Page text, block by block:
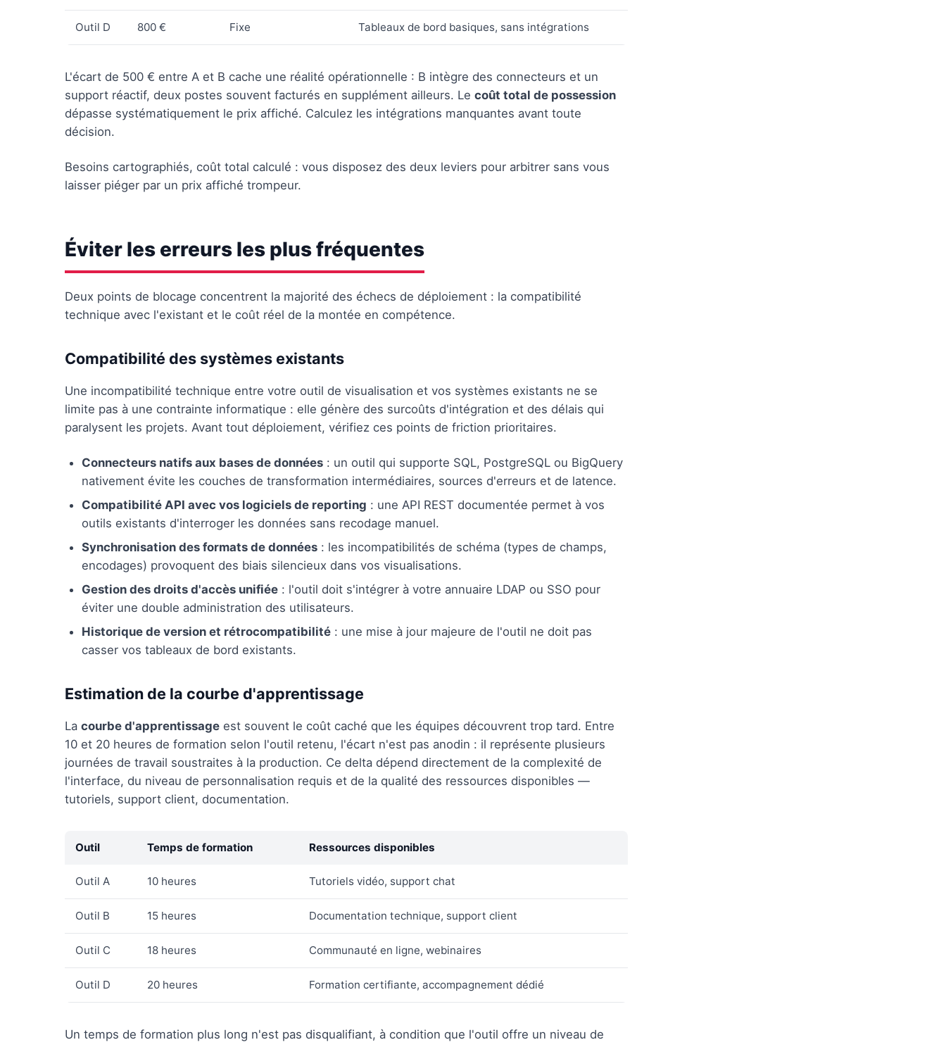
Outil D 800 € Fixe Tableaux de bord basiques, sans intégrations
L'écart de 500 € entre A et B cache une réalité opérationnelle : B intègre des connecteurs et un
support réactif, deux postes souvent facturés en supplément ailleurs. Le coût total de possession
dépasse systématiquement le prix affiché. Calculez les intégrations manquantes avant toute
décision.
Besoins cartographiés, coût total calculé : vous disposez des deux leviers pour arbitrer sans vous
laisser piéger par un prix affiché trompeur.
Éviter les erreurs les plus fréquentes
Deux points de blocage concentrent la majorité des échecs de déploiement : la compatibilité
technique avec l'existant et le coût réel de la montée en compétence.
Compatibilité des systèmes existants
Une incompatibilité technique entre votre outil de visualisation et vos systèmes existants ne se
limite pas à une contrainte informatique : elle génère des surcoûts d'intégration et des délais qui
paralysent les projets. Avant tout déploiement, vérifiez ces points de friction prioritaires.
Connecteurs natifs aux bases de données : un outil qui supporte SQL, PostgreSQL ou BigQuery
nativement évite les couches de transformation intermédiaires, sources d'erreurs et de latence.
Compatibilité API avec vos logiciels de reporting : une API REST documentée permet à vos
outils existants d'interroger les données sans recodage manuel.
Synchronisation des formats de données : les incompatibilités de schéma (types de champs,
encodages) provoquent des biais silencieux dans vos visualisations.
Gestion des droits d'accès unifiée : l'outil doit s'intégrer à votre annuaire LDAP ou SSO pour
éviter une double administration des utilisateurs.
Historique de version et rétrocompatibilité : une mise à jour majeure de l'outil ne doit pas
casser vos tableaux de bord existants.
Estimation de la courbe d'apprentissage
La courbe d'apprentissage est souvent le coût caché que les équipes découvrent trop tard. Entre
10 et 20 heures de formation selon l'outil retenu, l'écart n'est pas anodin : il représente plusieurs
journées de travail soustraites à la production. Ce delta dépend directement de la complexité de
l'interface, du niveau de personnalisation requis et de la qualité des ressources disponibles —
tutoriels, support client, documentation.
Outil Temps de formation Ressources disponibles
Outil A 10 heures Tutoriels vidéo, support chat
Outil B 15 heures Documentation technique, support client
Outil C 18 heures Communauté en ligne, webinaires
Outil D 20 heures Formation certifiante, accompagnement dédié
Un temps de formation plus long n'est pas disqualifiant, à condition que l'outil offre un niveau de